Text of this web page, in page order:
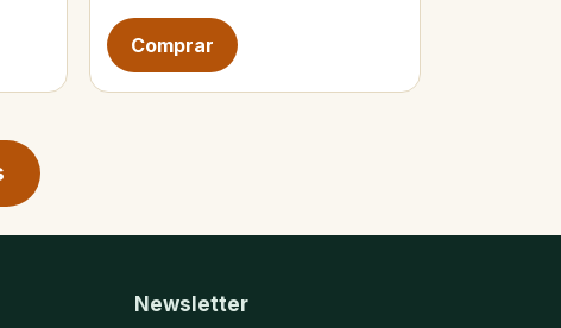
Newsletter